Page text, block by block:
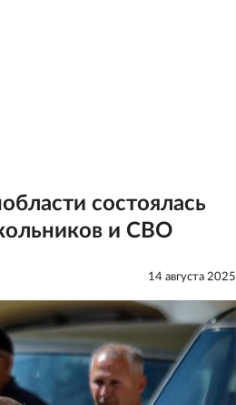
состоялась
и СВО
14 августа 2025